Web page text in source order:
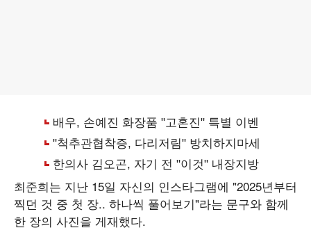
최준희는 지난 15일 자신의 인스타그램에 "2025년부터
찍던 것 중 첫 장.. 하나씩 풀어보기"라는 문구와 함께
한 장의 사진을 게재했다.